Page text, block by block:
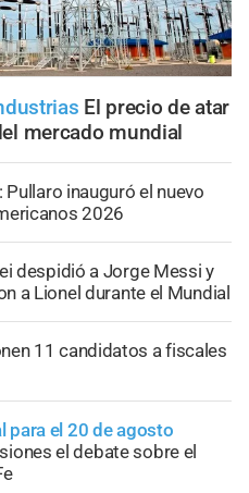
El precio de atar
mercado mundial
Pullaro inauguró el nuevo
2026
despidió a Jorge Messi y
a Lionel durante el Mundial
11 candidatos a fiscales
para el 20 de agosto
el debate sobre el